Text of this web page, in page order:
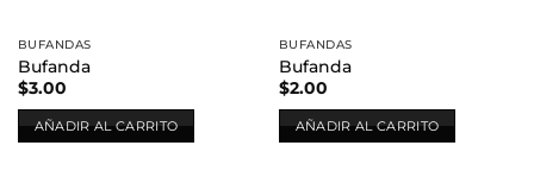
BUFANDAS
Bufanda
$3.00
AÑADIR AL CARRITO
BUFANDAS
Bufanda
$2.00
AÑADIR AL CARRITO